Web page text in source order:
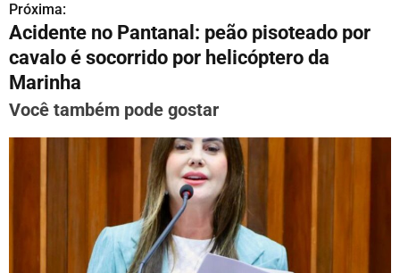
e
g
a
ç
Próxima:
Acidente no Pantanal: peão pisoteado por
cavalo é socorrido por helicóptero da
Marinha
Você também pode gostar